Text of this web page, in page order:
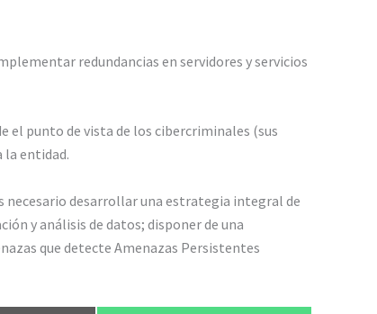
redundancias en servidores y servicios
el punto de vista de los cibercriminales (sus
la entidad.
necesario desarrollar una estrategia integral de
y análisis de datos; disponer de una
que detecte Amenazas Persistentes